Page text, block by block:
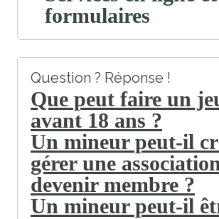
formulaires
Question ? Réponse !
Que peut faire un
avant 18 ans ?
Un mineur peut-il
gérer une
devenir membre ?
Un mineur peut-il